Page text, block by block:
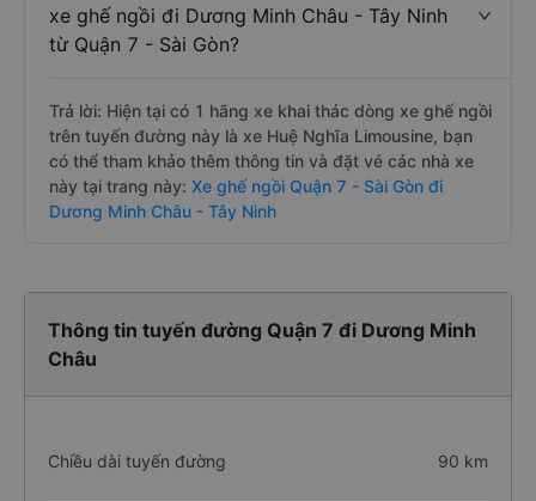
xe ghế ngồi đi Dương Minh Châu - Tây Ninh
từ Quận 7 - Sài Gòn?
Trả lời: Hiện tại có 1 hãng xe khai thác dòng xe ghế ngồi
trên tuyến đường này là xe Huệ Nghĩa Limousine, bạn
có thể tham khảo thêm thông tin và đặt vé các nhà xe
này tại trang này: Xe ghế ngồi Quận 7 - Sài Gòn đi
Dương Minh Châu - Tây Ninh
Thông tin tuyến đường Quận 7 đi Dương Minh
Châu
Chiều dài tuyến đường 90 km